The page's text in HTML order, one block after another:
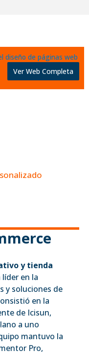
Ver Web Completa
y tienda
líder en la
y soluciones de
en la
de Icisun,
a uno
mantuvo la
Pro,